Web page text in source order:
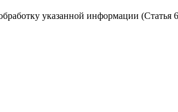
указанной информации